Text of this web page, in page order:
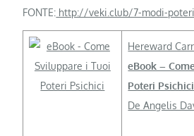
FONTE: http://veki.club/7-modi-
Hereward
eBook –
Poteri Psichici
De Angelis